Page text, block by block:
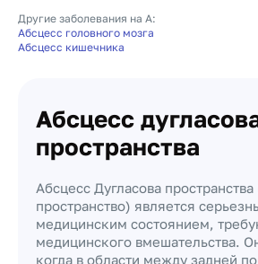
Другие заболевания на А:
Абсцесс головного мозга
Абсцесс кишечника
Абсцесс
пространства
Абсцесс Дугласова
пространство) является
медицинским состоянием,
медицинского вмешательства.
когда в области между задней